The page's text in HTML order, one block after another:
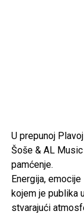
U prepunoj
Šoše & AL
pamćenje.
Energija,
kojem je publika
stvarajući